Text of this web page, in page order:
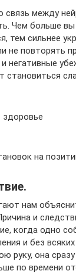
связь между
Чем больше вы
тем сильнее
не повторять
негативные
становиться
здоровье
на
нам
и
когда одно
и без
руку, она
по времени